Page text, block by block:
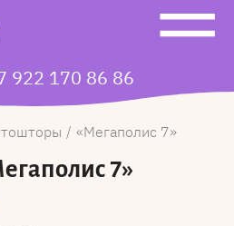
922 170 86 86
Мегаполис 7
7»